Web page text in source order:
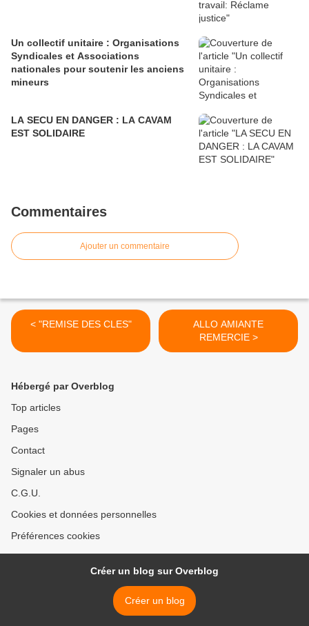
Un collectif unitaire : Organisations
Syndicales et Associations
nationales pour soutenir les anciens
mineurs
LA SECU EN DANGER : LA CAVAM
EST SOLIDAIRE
Commentaires
Ajouter un commentaire
< "REMISE DES CLES"
ALLO AMIANTE
REMERCIE >
Hébergé par Overblog
Top articles
Pages
Contact
Signaler un abus
C.G.U.
Cookies et données personnelles
Préférences cookies
Créer un blog sur Overblog
Créer un blog